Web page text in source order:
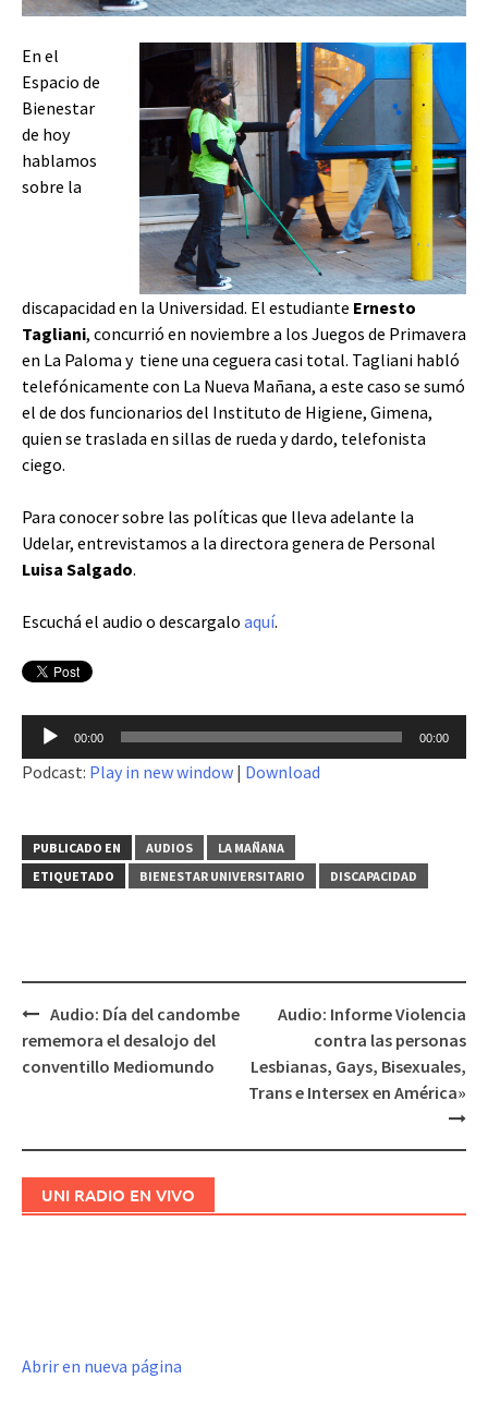
En el
Espacio de
Bienestar
de hoy
hablamos
sobre la
discapacidad en la Universidad. El estudiante Ernesto
Tagliani, concurrió en noviembre a los Juegos de Primavera
en La Paloma y tiene una ceguera casi total. Tagliani habló
telefónicamente con La Nueva Mañana, a este caso se sumó
el de dos funcionarios del Instituto de Higiene, Gimena,
quien se traslada en sillas de rueda y dardo, telefonista
ciego.
Para conocer sobre las políticas que lleva adelante la
Udelar, entrevistamos a la directora genera de Personal
Luisa Salgado.
Escuchá el audio o descargalo aquí.
Reproductor
audio
00:00 00:00
Podcast: Play in new window | Download
PUBLICADO EN AUDIOS
LA MAÑANA
ETIQUETADO
BIENESTAR UNIVERSITARIO DISCAPACIDAD
Navegación
de
Audio: Día del candombe
rememora el desalojo del
conventillo Mediomundo
Audio: Informe Violencia
contra las personas
Lesbianas, Gays, Bisexuales,
Trans e Intersex en América»
UNI RADIO EN VIVO
Abrir en nueva página